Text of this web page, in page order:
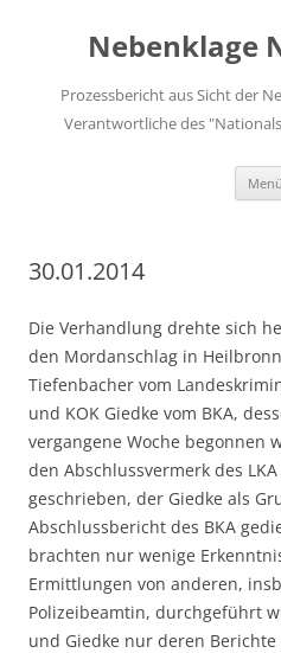
springenNebenklage
Prozessbericht aus Sicht der
Verantwortliche des
Menü
30.01.2014
Die Verhandlung drehte sich
den Mordanschlag in
Tiefenbacher vom
und KOK Giedke vom BKA,
vergangene Woche begonnen
den Abschlussvermerk des
geschrieben, der Giedke als
Abschlussbericht des BKA
brachten nur wenige
Ermittlungen von anderen,
Polizeibeamtin, durchgeführt
und Giedke nur deren